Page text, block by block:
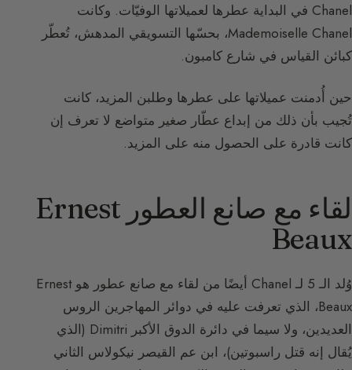
Chanel في البداية عطرها لعميلاتها الوفيّات. وكانت
Mademoiselle Chanel، بحسّها التسويقي المدهش، تُعطّر
كبائن القياس في شارع كامبون.
حين أُدمنت عميلاتها على عطرها وطلبن المزيد، كانت
تُجيب بأن ذلك من إبداع عطّار صغير متواضع لا تعرف إن
كانت قادرة على الحصول منه على المزيد.
لقاء مع صانع العطور Ernest
Beaux
وُلد الـ 5 لـ Chanel أيضًا من لقاء مع صانع عطور هو Ernest
Beaux، الذي تعرفت عليه في دوائر المهاجرين الروس
العديدين، ولا سيما في دائرة الدوق الأكبر Dimitri (الذي
يُقال إنه قتل راسبوتين)، ابن عم القيصر نيكولاس الثاني